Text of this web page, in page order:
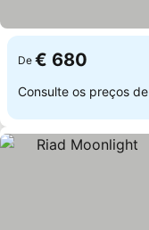
De € 680
Consulte os preços de